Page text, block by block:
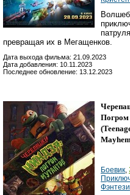
превращая их в Мегащенков.
Дата выхода фильма: 21.09.2023
Дата добавления: 10.11.2023
Последнее обновление: 13.12.2023
Погром
(
Mayhem
Боевик
Фэнтези